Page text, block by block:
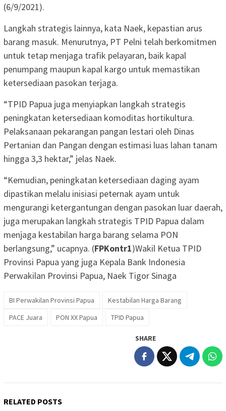
(6/9/2021).
Langkah strategis lainnya, kata Naek, kepastian arus
barang masuk. Menurutnya, PT Pelni telah berkomitmen
untuk tetap menjaga trafik pelayaran, baik kapal
penumpang maupun kapal kargo untuk memastikan
ketersediaan pasokan terjaga.
“TPID Papua juga menyiapkan langkah strategis
peningkatan ketersediaan komoditas hortikultura.
Pelaksanaan pekarangan pangan lestari oleh Dinas
Pertanian dan Pangan dengan estimasi luas lahan tanam
hingga 3,3 hektar,” jelas Naek.
“Kemudian, peningkatan ketersediaan daging ayam
dipastikan melalu inisiasi peternak ayam untuk
mengurangi ketergantungan dengan pasokan luar daerah,
juga merupakan langkah strategis TPID Papua dalam
menjaga kestabilan harga barang selama PON
berlangsung,” ucapnya. (FPKontr1)Wakil Ketua TPID
Provinsi Papua yang juga Kepala Bank Indonesia
Perwakilan Provinsi Papua, Naek Tigor Sinaga
BI Perwakilan Provinsi Papua
Kestabilan Harga Barang
PACE Juara
PON XX Papua TPID Papua
SHARE
RELATED POSTS